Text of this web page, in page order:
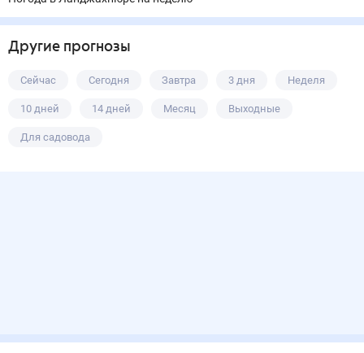
Другие прогнозы
Сейчас Сегодня Завтра 3 дня Неделя
10 дней 14 дней Месяц Выходные
Для садовода